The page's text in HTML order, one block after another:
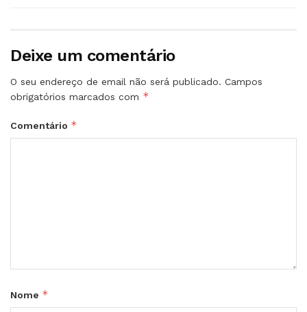
Deixe um comentário
O seu endereço de email não será publicado. Campos
obrigatórios marcados com *
Comentário *
Nome *